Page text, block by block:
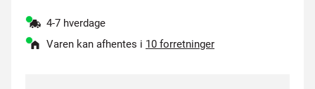
4-7 hverdage
Varen kan afhentes i 10 forretninger